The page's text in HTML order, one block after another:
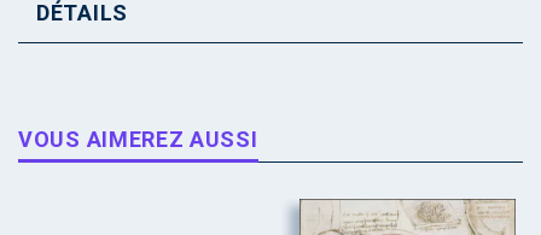
DÉTAILS
VOUS AIMEREZ AUSSI